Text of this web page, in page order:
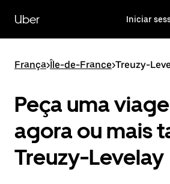
para
conteúdo
Uber Iniciar
França>Île-de-France>Treuzy-
Peça uma
agora ou mais
Treuzy-Levelay